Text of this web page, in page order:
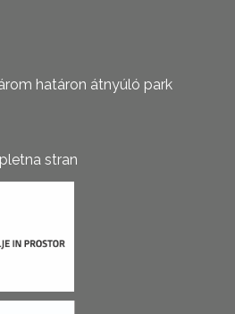
határon átnyúló park
stran